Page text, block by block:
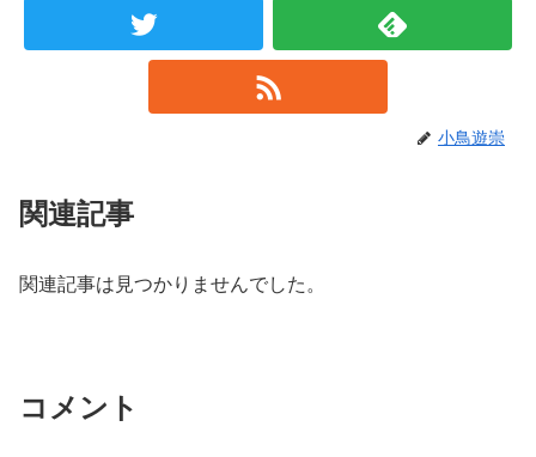
小鳥遊崇
関連記事
関連記事は見つかりませんでした。
コメント